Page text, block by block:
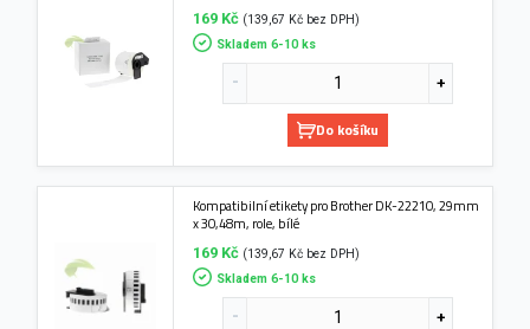
169 Kč (139,67 Kč bez DPH)
Skladem 6-10 ks
Do košíku
Kompatibilní etikety pro Brother DK-22210, 29mm
x 30,48m, role, bílé
169 Kč (139,67 Kč bez DPH)
Skladem 6-10 ks